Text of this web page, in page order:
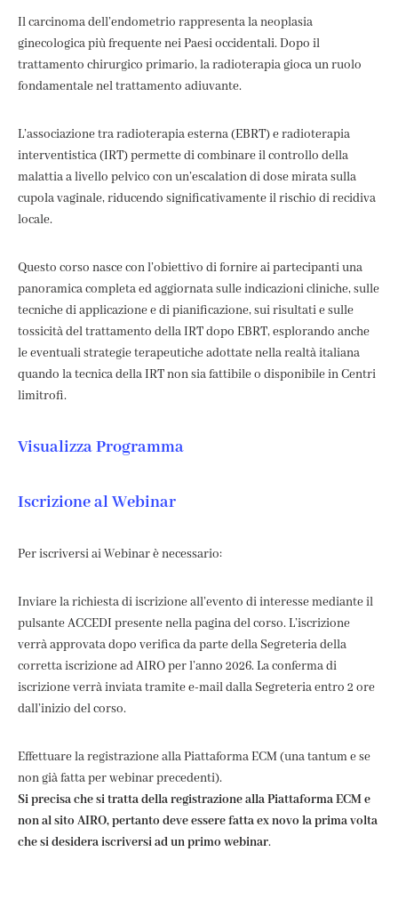
Il carcinoma dell’endometrio rappresenta la neoplasia
ginecologica più frequente nei Paesi occidentali. Dopo il
trattamento chirurgico primario, la radioterapia gioca un ruolo
fondamentale nel trattamento adiuvante.
L’associazione tra radioterapia esterna (EBRT) e radioterapia
interventistica (IRT) permette di combinare il controllo della
malattia a livello pelvico con un’escalation di dose mirata sulla
cupola vaginale, riducendo significativamente il rischio di recidiva
locale.
Questo corso nasce con l’obiettivo di fornire ai partecipanti una
panoramica completa ed aggiornata sulle indicazioni cliniche, sulle
tecniche di applicazione e di pianificazione, sui risultati e sulle
tossicità del trattamento della IRT dopo EBRT, esplorando anche
le eventuali strategie terapeutiche adottate nella realtà italiana
quando la tecnica della IRT non sia fattibile o disponibile in Centri
limitrofi.
Visualizza Programma
Iscrizione al Webinar
Per iscriversi ai Webinar è necessario:
Inviare la richiesta di iscrizione all’evento di interesse mediante il
pulsante ACCEDI presente nella pagina del corso. L’iscrizione
verrà approvata dopo verifica da parte della Segreteria della
corretta iscrizione ad AIRO per l’anno 2026. La conferma di
iscrizione verrà inviata tramite e-mail dalla Segreteria entro 2 ore
dall’inizio del corso.
Effettuare la registrazione alla Piattaforma ECM (una tantum e se
non già fatta per webinar precedenti).
Si precisa che si tratta della registrazione alla Piattaforma ECM e
non al sito AIRO, pertanto deve essere fatta ex novo la prima volta
che si desidera iscriversi ad un primo webinar.